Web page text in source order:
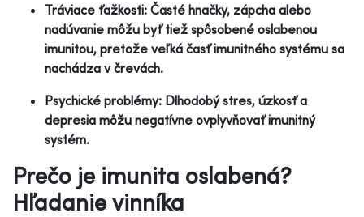
Tráviace ťažkosti: Časté hnačky, zápcha alebo
nadúvanie môžu byť tiež spôsobené oslabenou
imunitou, pretože veľká časť imunitného systému sa
nachádza v črevách.
Psychické problémy: Dlhodobý stres, úzkosť a
depresia môžu negatívne ovplyvňovať imunitný
systém.
Prečo je imunita oslabená?
Hľadanie vinníka